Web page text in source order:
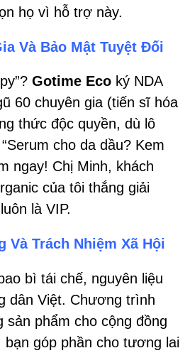
họ vì hỗ trợ này.
Và Bảo Mật Tuyệt Đối
Gotime Eco ký NDA
60 chuyên gia (tiến sĩ hóa
thức độc quyền, dù lô
cho da dầu? Kem
ngay! Chị Minh, khách
của tôi thắng giải
là VIP.
Và Trách Nhiệm Xã Hội
bì tái chế, nguyên liệu
dân Việt. Chương trình
sản phẩm cho cộng đồng
bạn góp phần cho tương lai